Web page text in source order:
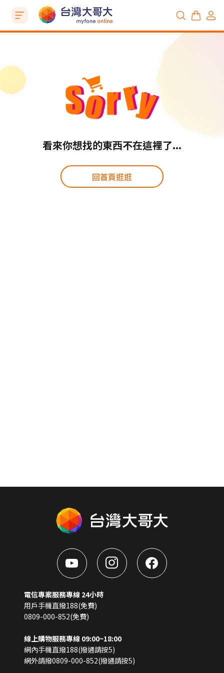
看來你想找的東西不在這裡了...
回首頁逛逛
電信專案服務專線 24小時
用戶手機直撥188(免費)
0809-000-852(免費)
線上購物服務專線 09:00~18:00
網內手機直撥188(撥通請按5)
網外請撥0809-000-852(撥通請按5)